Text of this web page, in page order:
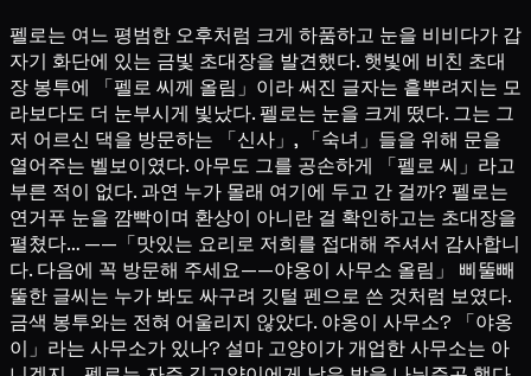
펠로는 여느 평범한 오후처럼 크게 하품하고 눈을 비비다가 갑
자기 화단에 있는 금빛 초대장을 발견했다. 햇빛에 비친 초대
장 봉투에 「펠로 씨께 올림」이라 써진 글자는 흩뿌려지는 모
라보다도 더 눈부시게 빛났다. 펠로는 눈을 크게 떴다. 그는 그
저 어르신 댁을 방문하는 「신사」, 「숙녀」들을 위해 문을
열어주는 벨보이였다. 아무도 그를 공손하게 「펠로 씨」라고
부른 적이 없다. 과연 누가 몰래 여기에 두고 간 걸까? 펠로는
연거푸 눈을 깜빡이며 환상이 아니란 걸 확인하고는 초대장을
펼쳤다… ——「맛있는 요리로 저희를 접대해 주셔서 감사합니
다. 다음에 꼭 방문해 주세요——야옹이 사무소 올림」 삐뚤빼
뚤한 글씨는 누가 봐도 싸구려 깃털 펜으로 쓴 것처럼 보였다.
금색 봉투와는 전혀 어울리지 않았다. 야옹이 사무소? 「야옹
이」라는 사무소가 있나? 설마 고양이가 개업한 사무소는 아